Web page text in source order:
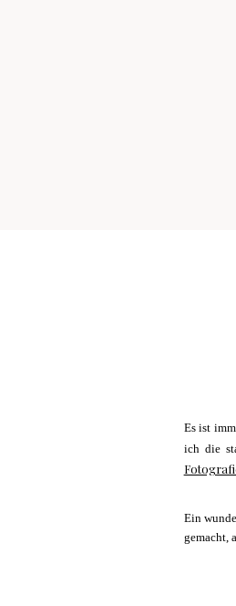
Es ist
ich die
Ein
gemacht,